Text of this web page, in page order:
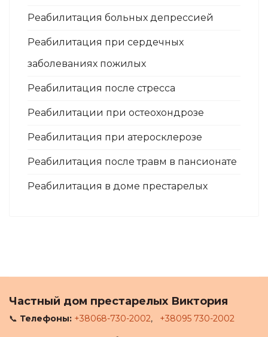
Реабилитация больных депрессией
Реабилитация при сердечных
заболеваниях пожилых
Реабилитация после стресса
Реабилитации при остеохондрозе
Реабилитация при атеросклерозе
Реабилитация после травм в пансионате
Реабилитация в доме престарелых
Частный дом престарелых Виктория
📞 Телефоны: +38068-730-2002, +38095 730-2002